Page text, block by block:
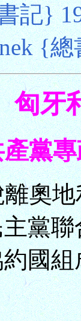
記}
{總
匈牙
黨專
奧
黨
國